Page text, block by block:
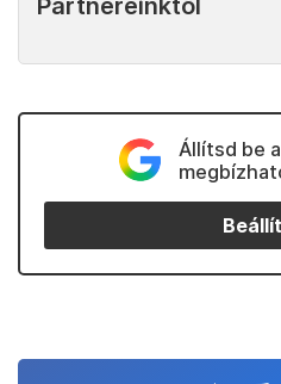
Partnereinktől
Állítsd be